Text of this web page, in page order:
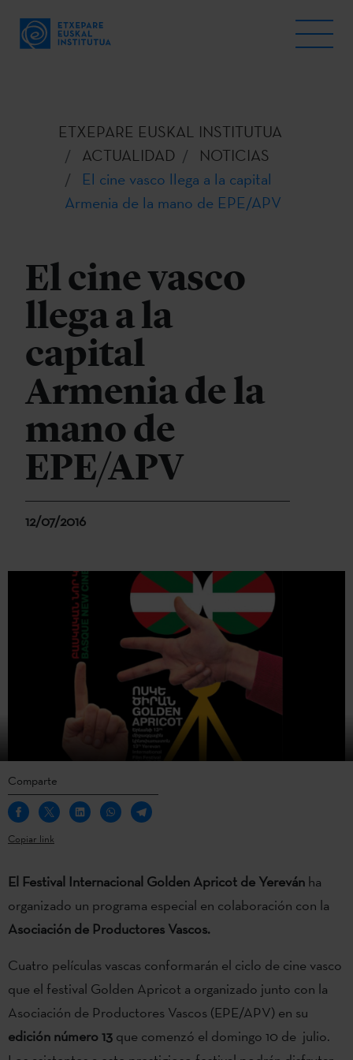
ETXEPARE EUSKAL INSTITUTUA
ACTUALIDAD
NOTICIAS
El cine vasco llega a la capital
Armenia de la mano de EPE/APV
El cine vasco
llega a la
capital
Armenia de la
mano de
EPE/APV
12/07/2016
Comparte
Copiar link
El Festival Internacional Golden Apricot de Yereván ha
organizado un programa especial en colaboración con la
Asociación de Productores Vascos.
Cuatro películas vascas conformarán el ciclo de cine vasco
que el festival Golden Apricot a organizado junto con la
Asociación de Productores Vascos (EPE/APV) en su
edición número 13 que comenzó el domingo 10 de julio.